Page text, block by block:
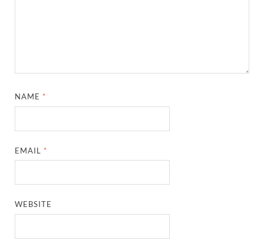
NAME *
EMAIL *
WEBSITE